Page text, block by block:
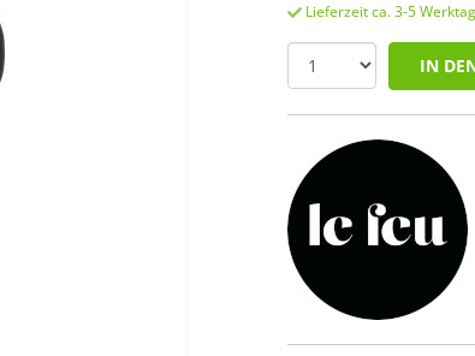
Lieferzeit ca. 3-5
IN